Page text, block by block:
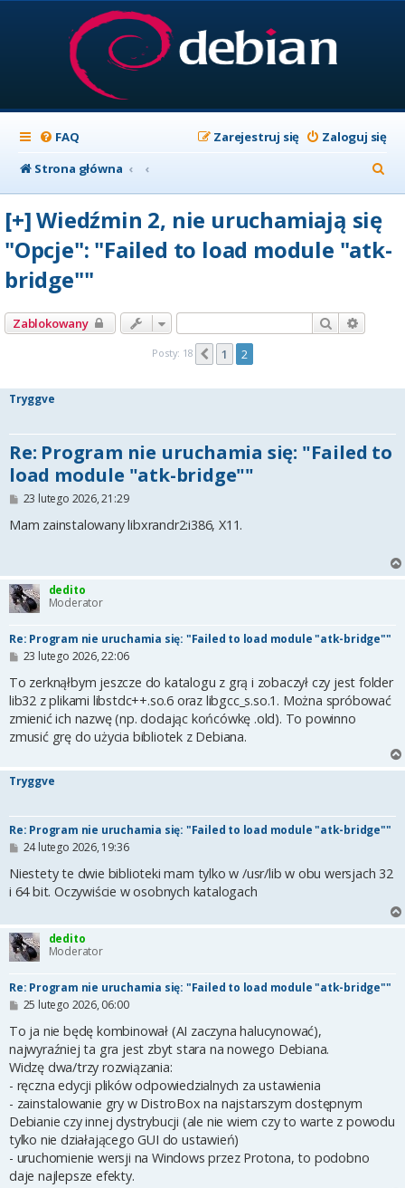
FAQ Zaloguj się
Zarejestruj się
Strona główna
z
[+] Wiedźmin 2, nie uruchamiają się
"Opcje": "Failed to load module "atk-
bridge""
Zablokowany Szukaj
Posty: 18 Poprzednia
1 2
Tryggve
Re: Program nie uruchamia się: "Failed to
load module "atk-bridge""
P
s
23 lutego 2026, 21:29
Mam zainstalowany libxrandr2:i386, X11.
dedito
Moderator
Re: Program nie uruchamia się: "Failed to load module "atk-bridge""
P
s
t
23 lutego 2026, 22:06
To zerknąłbym jeszcze do katalogu z grą i zobaczył czy jest folder
lib32 z plikami libstdc++.so.6 oraz libgcc_s.so.1. Można spróbować
zmienić ich nazwę (np. dodając końcówkę .old). To powinno
zmusić grę do użycia bibliotek z Debiana.
Tryggve
Re: Program nie uruchamia się: "Failed to load module "atk-bridge""
P
s
t
24 lutego 2026, 19:36
Niestety te dwie biblioteki mam tylko w /usr/lib w obu wersjach 32
i 64 bit. Oczywiście w osobnych katalogach
dedito
Moderator
Re: Program nie uruchamia się: "Failed to load module "atk-bridge""
P
s
25 lutego 2026, 06:00
To ja nie będę kombinował (AI zaczyna halucynować),
najwyraźniej ta gra jest zbyt stara na nowego Debiana.
Widzę dwa/trzy rozwiązania:
- ręczna edycji plików odpowiedzialnych za ustawienia
- zainstalowanie gry w DistroBox na najstarszym dostępnym
Debianie czy innej dystrybucji (ale nie wiem czy to warte z powodu
tylko nie działającego GUI do ustawień)
- uruchomienie wersji na Windows przez Protona, to podobno
daje najlepsze efekty.